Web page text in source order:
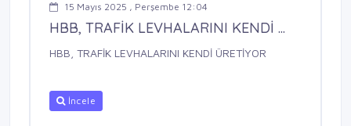
15 Mayıs 2025 , Perşembe 12:04
HBB, TRAFİK LEVHALARINI KENDİ ...
HBB, TRAFİK LEVHALARINI KENDİ ÜRETİYOR
İncele